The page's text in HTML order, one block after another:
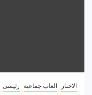
الاخبار العاب جماعية رئيسى